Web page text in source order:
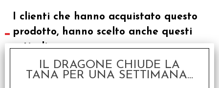
I clienti che hanno acquistato questo
prodotto, hanno scelto anche questi
articoli
SCONTO 20%
IL DRAGONE CHIUDE LA
TANA PER UNA SETTIMANA...